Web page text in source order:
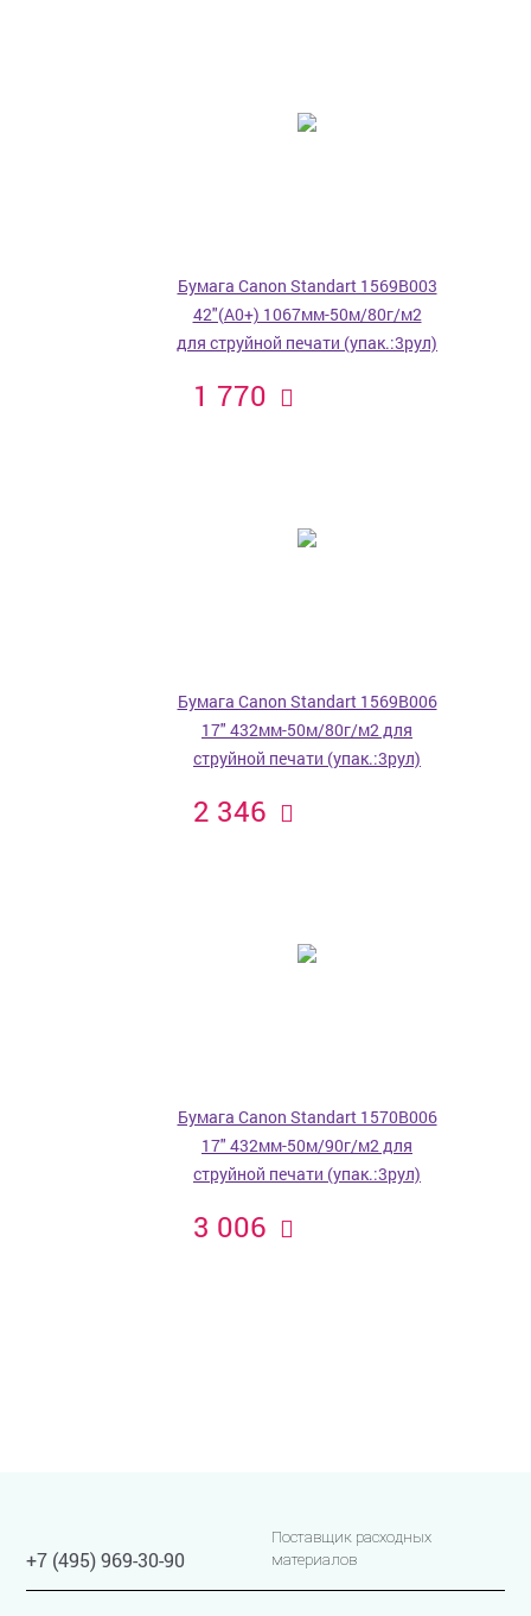
Бумага Canon Standart 1569B003
42"(A0+) 1067мм-50м/80г/м2
для струйной печати (упак.:3рул)
1 770
Бумага Canon Standart 1569B006
17" 432мм-50м/80г/м2 для
струйной печати (упак.:3рул)
2 346
Бумага Canon Standart 1570B006
17" 432мм-50м/90г/м2 для
струйной печати (упак.:3рул)
3 006
+7 (495) 969-30-90
Поставщик расходных
материалов